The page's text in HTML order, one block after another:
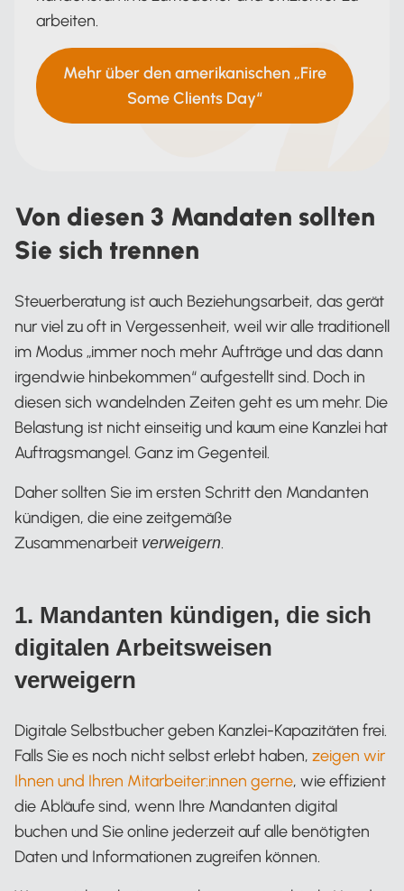
arbeiten.
Mehr über den amerikanischen „Fire
Some Clients Day“
Von diesen 3 Mandaten sollten
Sie sich trennen
Steuerberatung ist auch Beziehungsarbeit, das gerät
nur viel zu oft in Vergessenheit, weil wir alle traditionell
im Modus „immer noch mehr Aufträge und das dann
irgendwie hinbekommen“ aufgestellt sind. Doch in
diesen sich wandelnden Zeiten geht es um mehr. Die
Belastung ist nicht einseitig und kaum eine Kanzlei hat
Auftragsmangel. Ganz im Gegenteil.
Daher sollten Sie im ersten Schritt den Mandanten
kündigen, die eine zeitgemäße
Zusammenarbeit verweigern.
1. Mandanten kündigen, die sich
digitalen Arbeitsweisen
verweigern
Digitale Selbstbucher geben Kanzlei-Kapazitäten frei.
Falls Sie es noch nicht selbst erlebt haben, zeigen wir
Ihnen und Ihren Mitarbeiter:innen gerne, wie effizient
die Abläufe sind, wenn Ihre Mandanten digital
buchen und Sie online jederzeit auf alle benötigten
Daten und Informationen zugreifen können.